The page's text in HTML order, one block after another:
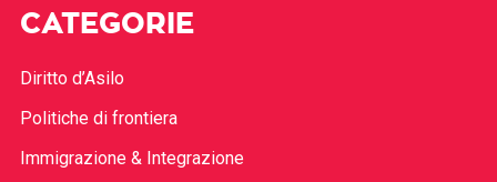
CATEGORIE
Diritto d’Asilo
Politiche di frontiera
Immigrazione & Integrazione